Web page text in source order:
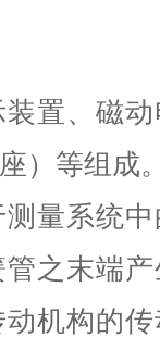
置、磁
）等组成
量系统
管之末端
机构的